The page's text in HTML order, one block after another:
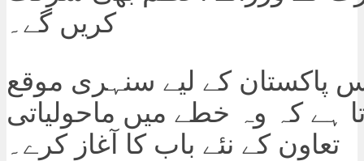
کریں گے۔
پاکستان کے لیے سنہری موقع
ہے کہ وہ خطے میں ماحولیاتی
تعاون کے نئے باب کا آغاز کرے۔